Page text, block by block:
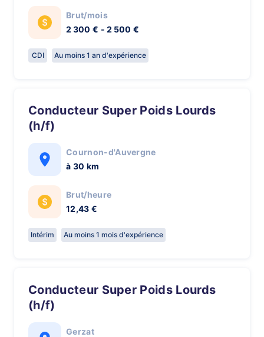
Brut/mois
2 300 € - 2 500 €
CDI Au moins 1 an d'expérience
Conducteur Super Poids Lourds
(h/f)
Cournon-d'Auvergne
à 30 km
Brut/heure
12,43 €
Intérim Au moins 1 mois d'expérience
Conducteur Super Poids Lourds
(h/f)
Gerzat